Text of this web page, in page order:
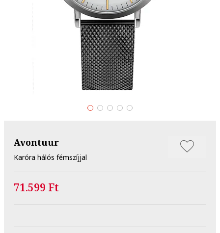
Avontuur
Karóra hálós fémszíjjal
71.599 Ft